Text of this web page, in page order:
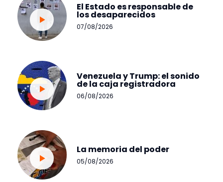
El Estado es responsable de
los desaparecidos
07/08/2026
Venezuela y Trump: el sonido
de la caja registradora
06/08/2026
La memoria del poder
05/08/2026